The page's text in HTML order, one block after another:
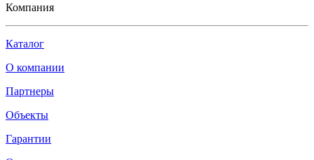
Компания
Каталог
О компании
Партнеры
Объекты
Гарантии